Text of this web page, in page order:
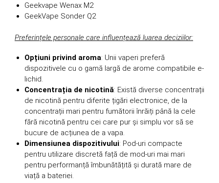
Geekvape Wenax M2
GeekVape Sonder Q2
Preferințele personale care influențează luarea deciziilor:
Opțiuni privind aroma: Unii vaperi preferă
dispozitivele cu o gamă largă de arome compatibile e-
lichid.
Concentrația de nicotină: Există diverse concentrații
de nicotină pentru diferite țigări electronice, de la
concentrații mari pentru fumătorii înrăiți până la cele
fără nicotină pentru cei care pur și simplu vor să se
bucure de acțiunea de a vapa.
Dimensiunea dispozitivului: Pod-uri compacte
pentru utilizare discretă față de mod-uri mai mari
pentru performanță îmbunătățită și durată mare de
viață a bateriei.